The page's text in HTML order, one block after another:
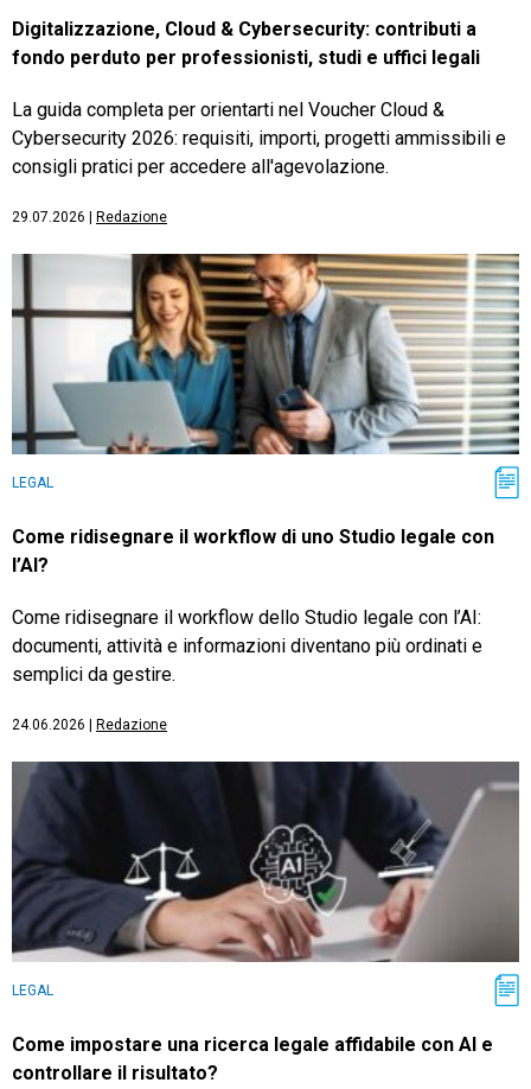
Digitalizzazione, Cloud & Cybersecurity: contributi a
fondo perduto per professionisti, studi e uffici legali
La guida completa per orientarti nel Voucher Cloud &
Cybersecurity 2026: requisiti, importi, progetti ammissibili e
consigli pratici per accedere all'agevolazione.
29.07.2026 Redazione
LEGAL
Come ridisegnare il workflow di uno Studio legale con
l’AI?
Come ridisegnare il workflow dello Studio legale con l’AI:
documenti, attività e informazioni diventano più ordinati e
semplici da gestire.
24.06.2026 Redazione
LEGAL
Come impostare una ricerca legale affidabile con AI e
controllare il risultato?